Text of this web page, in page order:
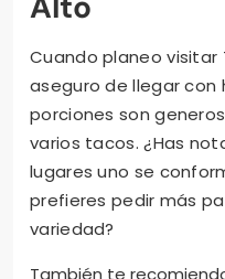
elevó mi concepto de
mesa?
Consejos
Alto
Cuando planeo visitar